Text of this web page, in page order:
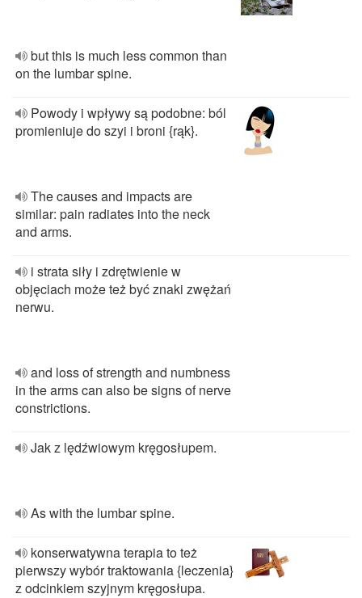
but this is much less common than
on the lumbar spine.
Powody i wpływy są podobne: ból
promieniuje do szyi i broni {rąk}.
The causes and impacts are
similar: pain radiates into the neck
and arms.
i strata siły i zdrętwienie w
objęciach może też być znaki zwężań
nerwu.
and loss of strength and numbness
in the arms can also be signs of nerve
constrictions.
Jak z lędźwiowym kręgosłupem.
As with the lumbar spine.
konserwatywna terapia to też
pierwszy wybór traktowania {leczenia}
z odcinkiem szyjnym kręgosłupa.